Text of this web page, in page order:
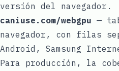
versión del navegador.
caniuse.com/webgpu —
navegador, con filas
Android, Samsung
Para producción, la